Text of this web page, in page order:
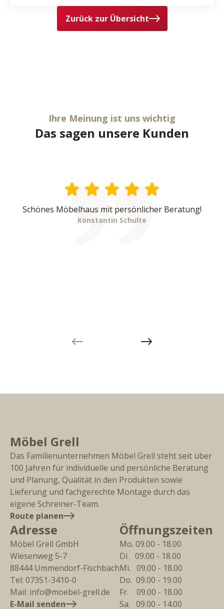
Zurück zur Übersicht
Ihre Meinung ist uns wichtig
Das sagen unsere Kunden
Schönes Möbelhaus mit persönlicher Beratung!
Konstantin Schulte
Next slide
Möbel Grell
Das Familienunternehmen Möbel Grell steht seit über
100 Jahren für individuelle und persönliche Beratung
und Planung, Qualität in den Produkten sowie
Lieferung und fachgerechte Montage durch das
eigene Schreiner-Team.
Route planen
Adresse
Möbel Grell GmbH
Wiesenweg 5-7
88444 Ummendorf-Fischbach
Tel: 07351-3410-0
Mail: info@moebel-grell.de
E-Mail senden
Öffnungszeiten
Mo. 09.00 - 18.00
Di.   09.00 - 18.00
Mi.   09.00 - 18.00
Do.  09.00 - 19.00
Fr.    09.00 - 18.00
Sa.   09.00 - 14.00